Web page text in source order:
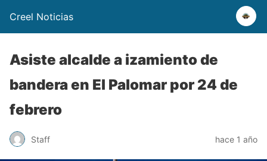
Creel Noticias
Asiste alcalde a izamiento de
bandera en El Palomar por 24 de
febrero
Staff hace 1 año